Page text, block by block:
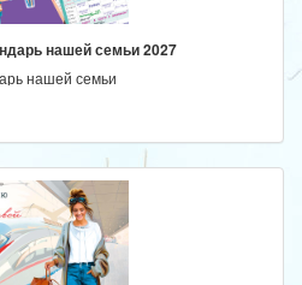
нашей семьи 2027
нашей семьи